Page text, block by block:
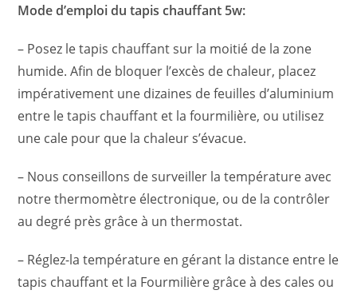
Mode d’emploi du tapis chauffant 5w:
– Posez le tapis chauffant sur la moitié de la zone
humide. Afin de bloquer l’excès de chaleur, placez
impérativement une dizaines de feuilles d’aluminium
entre le tapis chauffant et la fourmilière, ou utilisez
une cale pour que la chaleur s’évacue.
– Nous conseillons de surveiller la température avec
notre thermomètre électronique, ou de la contrôler
au degré près grâce à un thermostat.
– Réglez-la température en gérant la distance entre le
tapis chauffant et la Fourmilière grâce à des cales ou